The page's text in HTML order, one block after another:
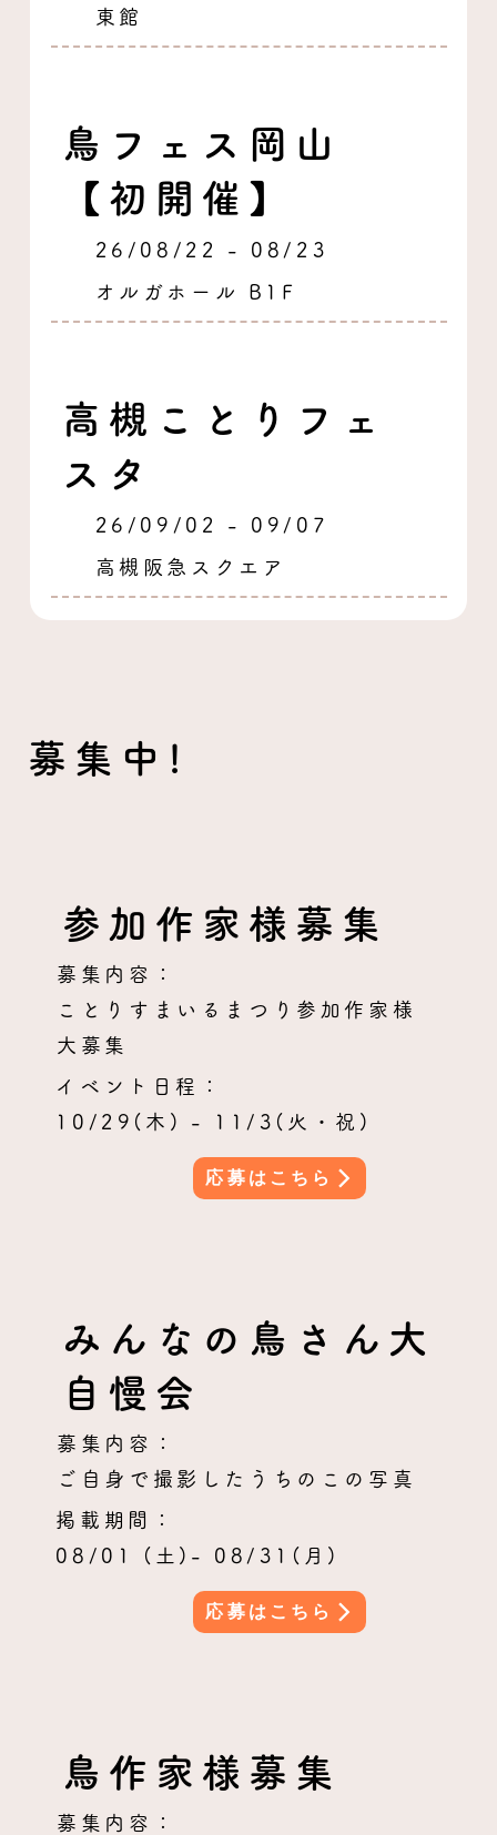
東館
鳥フェス岡山
【初開催】
26/08/22 - 08/23
オルガホール B1F
高槻ことりフェ
スタ
26/09/02 - 09/07
高槻阪急スクエア
募集中!
参加作家様募集
募集内容：
ことりすまいるまつり参加作家様
大募集
イベント日程：
10/29(木) - 11/3(火・祝)
応募はこちら
みんなの鳥さん大
自慢会
募集内容：
ご自身で撮影したうちのこの写真
掲載期間：
08/01 (土)- 08/31(月)
応募はこちら
鳥作家様募集
募集内容：